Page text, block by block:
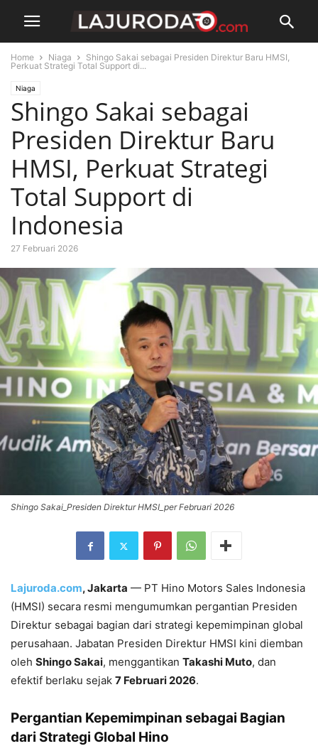
Home Niaga
Shingo Sakai sebagai Presiden Direktur Baru HMSI,
Perkuat Strategi Total Support di...
Niaga
Shingo Sakai sebagai
Presiden Direktur Baru
HMSI, Perkuat Strategi
Total Support di
Indonesia
27 Februari 2026
Shingo Sakai_Presiden Direktur HMSI_per Februari 2026
Lajuroda.com, Jakarta — PT Hino Motors Sales Indonesia
(HMSI) secara resmi mengumumkan pergantian Presiden
Direktur sebagai bagian dari strategi kepemimpinan global
perusahaan. Jabatan Presiden Direktur HMSI kini diemban
oleh Shingo Sakai, menggantikan Takashi Muto, dan
efektif berlaku sejak 7 Februari 2026.
Pergantian Kepemimpinan sebagai Bagian
dari Strategi Global Hino